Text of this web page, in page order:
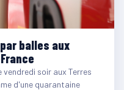
balles aux
soir aux Terres
d'une quarantaine